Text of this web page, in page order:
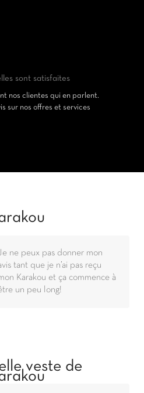
sont satisfaites
nos clientes qui en parlent.
sur nos offres et services
ne peux pas donner mon
tant que je n’ai pas reçu
Karakou et ça commence à
un peu long!
veste de